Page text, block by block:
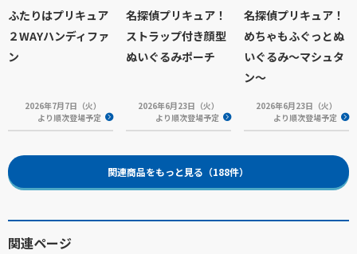
ふたりはプリキュア
２WAYハンディファ
ン
2026年7月7日（火）
より順次登場予定
名探偵プリキュア！
ストラップ付き顔型
ぬいぐるみポーチ
2026年6月23日（火）
より順次登場予定
名探偵プリキュア！
めちゃもふぐっとぬ
いぐるみ～マシュタ
ン～
2026年6月23日（火）
より順次登場予定
関連商品をもっと見る（188件）
関連ページ